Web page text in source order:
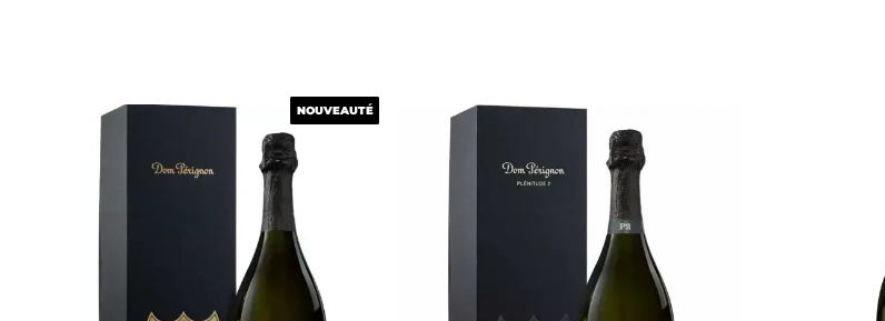
NOUVEAUTÉ
NOUVEAUTÉ